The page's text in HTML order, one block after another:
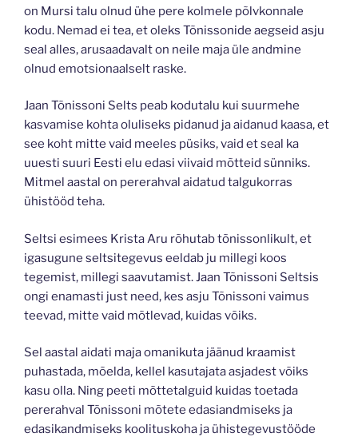
on Mursi talu olnud ühe pere kolmele põlvkonnale
kodu. Nemad ei tea, et oleks Tõnissonide aegseid asju
seal alles, arusaadavalt on neile maja üle andmine
olnud emotsionaalselt raske.
Jaan Tõnissoni Selts peab kodutalu kui suurmehe
kasvamise kohta oluliseks pidanud ja aidanud kaasa, et
see koht mitte vaid meeles püsiks, vaid et seal ka
uuesti suuri Eesti elu edasi viivaid mõtteid sünniks.
Mitmel aastal on pererahval aidatud talgukorras
ühistööd teha.
Seltsi esimees Krista Aru rõhutab tõnissonlikult, et
igasugune seltsitegevus eeldab ju millegi koos
tegemist, millegi saavutamist. Jaan Tõnissoni Seltsis
ongi enamasti just need, kes asju Tõnissoni vaimus
teevad, mitte vaid mõtlevad, kuidas võiks.
Sel aastal aidati maja omanikuta jäänud kraamist
puhastada, mõelda, kellel kasutajata asjadest võiks
kasu olla. Ning peeti mõttetalguid kuidas toetada
pererahval Tõnissoni mõtete edasiandmiseks ja
edasikandmiseks koolituskoha ja ühistegevustööde